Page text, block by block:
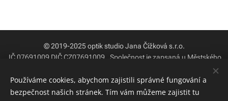
© 2019-2025 optik studio Jana Čížková s.r.o.
IČ 07691009 DIČ CZ07691009. Společnost je zapsaná u Městského
OPTIKA / ODBORNOST / PORADENSTVÍ / PÉČE O VAŠE OČI
Používáme cookies, abychom zajistili správné fungování a
bezpečnost našich stránek. Tím vám můžeme zajistit tu